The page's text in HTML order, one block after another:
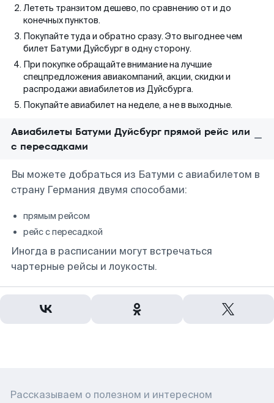
Лететь транзитом дешево, по сравнению от и до
конечных пунктов.
Покупайте туда и обратно сразу. Это выгоднее чем
билет Батуми Дуйсбург в одну сторону.
При покупке обращайте внимание на лучшие
спецпредложения авиакомпаний, акции, скидки и
распродажи авиабилетов из Дуйсбурга.
Покупайте авиабилет на неделе, а не в выходные.
Авиабилеты Батуми Дуйсбург прямой рейс или
с пересадками
Вы можете добраться из Батуми с авиабилетом в
страну Германия двумя способами:
прямым рейсом
рейс с пересадкой
Иногда в расписании могут встречаться
чартерные рейсы и лоукосты.
Рассказываем о полезном и интересном